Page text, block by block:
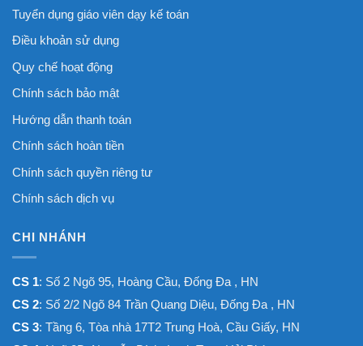
Tuyển dụng giáo viên dạy kế toán
Điều khoản sử dụng
Quy chế hoạt động
Chính sách bảo mật
Hướng dẫn thanh toán
Chính sách hoàn tiền
Chính sách quyền riêng tư
Chính sách dịch vụ
CHI NHÁNH
CS 1: Số 2 Ngõ 95, Hoàng Cầu, Đống Đa , HN
CS 2: Số 2/2 Ngõ 84 Trần Quang Diệu, Đống Đa , HN
CS 3: Tầng 6, Tòa nhà 17T2 Trung Hoà, Cầu Giấy, HN